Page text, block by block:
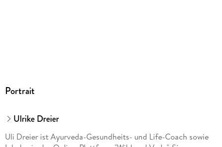
Portrait
Ulrike Dreier
Uli Dreier ist Ayurveda-Gesundheits- und Life-Coach sowie